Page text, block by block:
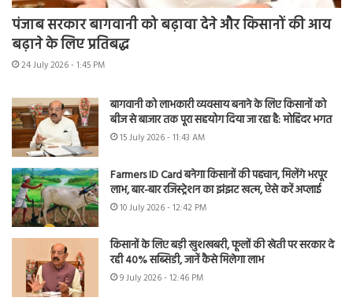
पंजाब सरकार बागवानी को बढ़ावा देने और किसानों की आय
बढ़ाने के लिए प्रतिबद्ध
24 July 2026 - 1:45 PM
बागवानी को लाभकारी व्यवसाय बनाने के लिए किसानों को
बीज से बाजार तक पूरा सहयोग दिया जा रहा है: मोहिंदर भगत
15 July 2026 - 11:43 AM
Farmers ID Card बनेगा किसानों की पहचान, मिलेंगे भरपूर
लाभ, बार-बार रजिस्ट्रेशन का झंझट खत्म, ऐसे करें अप्लाई
10 July 2026 - 12:42 PM
किसानों के लिए बड़ी खुशखबरी, फूलों की खेती पर सरकार दे
रही 40% सब्सिडी, जानें कैसे मिलेगा लाभ
9 July 2026 - 12:46 PM